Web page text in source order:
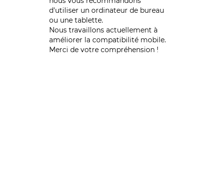
d'utiliser un ordinateur de bureau
ou une tablette.
Nous travaillons actuellement à
améliorer la compatibilité mobile.
Merci de votre compréhension !